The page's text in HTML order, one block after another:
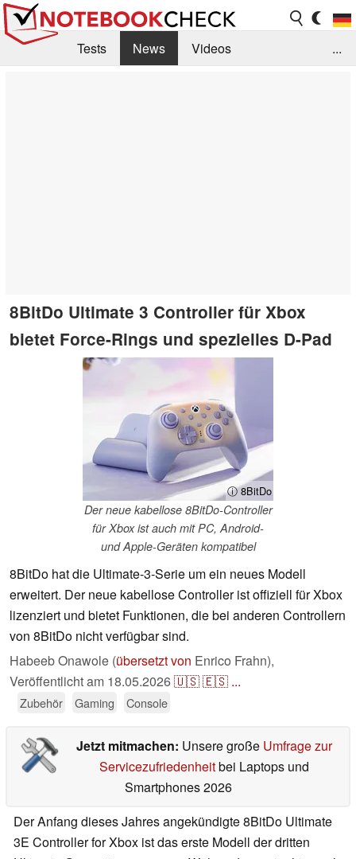
Tests News
Videos
...
8BitDo Ultimate 3 Controller für Xbox
bietet Force-Rings und spezielles D-Pad
ⓘ 8BitDo
Der neue kabellose 8BitDo-Controller
für Xbox ist auch mit PC, Android-
und Apple-Geräten kompatibel
8BitDo hat die Ultimate-3-Serie um ein neues Modell
erweitert. Der neue kabellose Controller ist offiziell für Xbox
lizenziert und bietet Funktionen, die bei anderen Controllern
von 8BitDo nicht verfügbar sind.
Habeeb Onawole (übersetzt von Enrico Frahn),
Veröffentlicht am 18.05.2026🇺🇸🇪🇸 ...
Zubehör Gaming Console
Jetzt mitmachen: Unsere große Umfrage zur
Servicezufriedenheitbei Laptops und
Smartphones 2026
Der Anfang dieses Jahres angekündigte 8BitDo Ultimate
3E Controller for Xbox ist das erste Modell der dritten